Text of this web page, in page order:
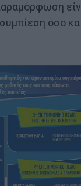
όσο